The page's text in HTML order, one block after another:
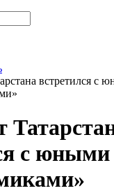
встретился с
с юными